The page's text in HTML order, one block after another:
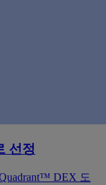
선정
DEX 도